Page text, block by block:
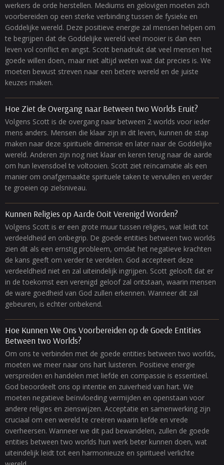
werkers de orde herstellen. Mediums en gelovigen moeten zich
voorbereiden op een sterke verbinding tussen de fysieke en
Goddelijke wereld. Deze positieve energie zal mensen helpen om
te begrijpen dat de Goddelijke wereld veel mooier is dan een
leven vol conflict en angst. Scott benadrukt dat veel mensen het
goede willen doen, maar niet altijd weten wat dat precies is. We
moeten bewust streven naar een betere wereld en de juiste
keuzes maken.
Hoe Ziet de Overgang naar Between two Worlds Eruit?
Volgens Scott is de overgang naar between 2 worlds voor ieder
mens anders. Mensen die klaar zijn in dit leven, kunnen de stap
maken naar deze spirituele dimensie en later naar de Goddelijke
wereld. Anderen zijn nog niet klaar en keren terug naar de aarde
om hun levensdoel te voltooien. Scott ziet reïncarnatie als een
manier om onafgemaakte spirituele taken te vervullen en verder
te groeien op zielsniveau.
Kunnen Religies op Aarde Ooit Verenigd Worden?
Volgens Scott is er een grote muur tussen religies, wat leidt tot
verdeeldheid en onbegrip. De goede entities between two worlds
zien dit als een ernstig probleem, omdat het negatieve krachten
de kans geeft om verder te verdelen. God accepteert deze
verdeeldheid niet en zal uiteindelijk ingrijpen. Scott gelooft dat er
in de toekomst een verenigd geloof zal ontstaan, waarin mensen
de ware goedheid van God zullen erkennen. Wanneer dit zal
gebeuren, is echter onbekend.
Hoe Kunnen We Ons Voorbereiden op de Goede Entities
Between two Worlds?
Om ons te verbinden met de goede entities between two worlds,
moeten we meer naar ons hart luisteren. Positieve energie
verspreiden en handelen met liefde en compassie is essentieel.
God beoordeelt ons op intentie en zuiverheid van hart. We
moeten negatieve beïnvloeding vermijden en openstaan voor
andere religies en zienswijzen. Acceptatie en samenwerking zijn
cruciaal om een wereld te creëren waarin liefde en vrede
overheersen. Wanneer we dit pad bewandelen, zullen de goede
entities between two worlds hun werk beter kunnen doen, wat
uiteindelijk leidt tot een harmonieuze en spiritueel verlichte